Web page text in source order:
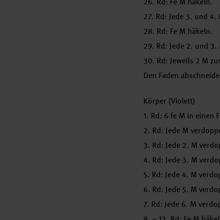
27. Rd: Jede 3. und
28. Rd: Fe M häkeln.
29. Rd: Jede 2. und
30. Rd: Jeweils 2 M
Den Faden
Körper (Violett)
1. Rd: 6 fe M in einen
2. Rd: Jede M
3. Rd: Jede 2. M
4. Rd: Jede 3. M
5. Rd: Jede 4. M
6. Rd: Jede 5. M
7. Rd: Jede 6. M